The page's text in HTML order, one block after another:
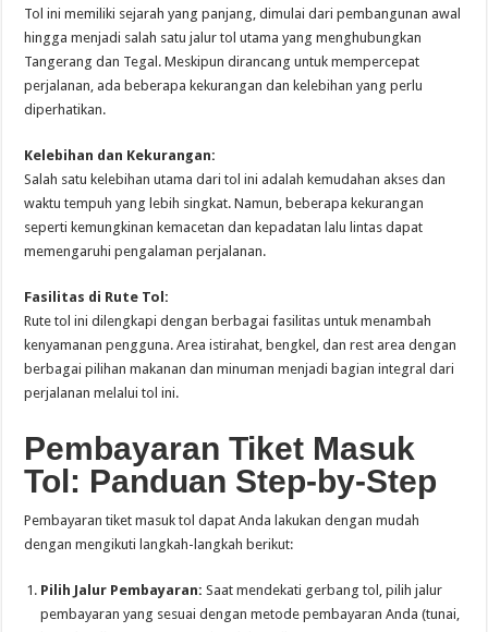
Tol ini memiliki sejarah yang panjang, dimulai dari pembangunan awal
hingga menjadi salah satu jalur tol utama yang menghubungkan
Tangerang dan Tegal. Meskipun dirancang untuk mempercepat
perjalanan, ada beberapa kekurangan dan kelebihan yang perlu
diperhatikan.
Kelebihan dan Kekurangan:
Salah satu kelebihan utama dari tol ini adalah kemudahan akses dan
waktu tempuh yang lebih singkat. Namun, beberapa kekurangan
seperti kemungkinan kemacetan dan kepadatan lalu lintas dapat
memengaruhi pengalaman perjalanan.
Fasilitas di Rute Tol:
Rute tol ini dilengkapi dengan berbagai fasilitas untuk menambah
kenyamanan pengguna. Area istirahat, bengkel, dan rest area dengan
berbagai pilihan makanan dan minuman menjadi bagian integral dari
perjalanan melalui tol ini.
Pembayaran Tiket Masuk
Tol: Panduan Step-by-Step
Pembayaran tiket masuk tol dapat Anda lakukan dengan mudah
dengan mengikuti langkah-langkah berikut:
Pilih Jalur Pembayaran: Saat mendekati gerbang tol, pilih jalur
pembayaran yang sesuai dengan metode pembayaran Anda (tunai,